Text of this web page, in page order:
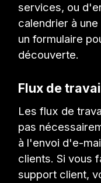
services, ou
calendrier à
un formulaire
découverte.
Flux de
Les flux de
pas
à l'envoi d'e-
clients. Si vous
support client,